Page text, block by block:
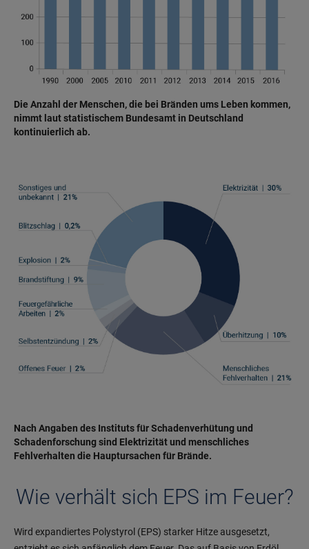
Die Anzahl der Menschen, die bei Bränden ums Leben kommen,
nimmt laut statistischem Bundesamt in Deutschland
kontinuierlich ab.
Nach Angaben des Instituts für Schadenverhütung und
Schadenforschung sind Elektrizität und menschliches
Fehlverhalten die Hauptursachen für Brände.
Wie verhält sich EPS im Feuer?
Wird expandiertes Polystyrol (EPS) starker Hitze ausgesetzt,